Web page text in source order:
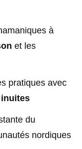
à
et les
pratiques avec
du
nordiques